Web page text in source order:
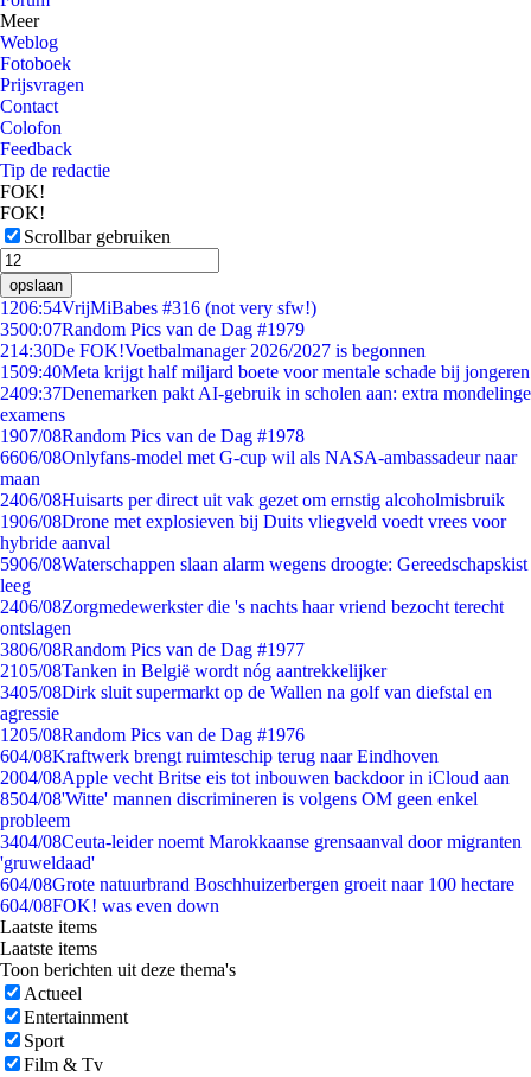
Meer
Weblog
Fotoboek
Prijsvragen
Contact
Colofon
Feedback
Tip de redactie
FOK!
FOK!
Scrollbar gebruiken
opslaan
1206:54VrijMiBabes #316 (not very sfw!)
3500:07Random Pics van de Dag #1979
214:30De FOK!Voetbalmanager 2026/2027 is begonnen
1509:40Meta krijgt half miljard boete voor mentale schade bij jongeren
2409:37Denemarken pakt AI-gebruik in scholen aan: extra mondelinge
examens
1907/08Random Pics van de Dag #1978
6606/08Onlyfans-model met G-cup wil als NASA-ambassadeur naar
maan
2406/08Huisarts per direct uit vak gezet om ernstig alcoholmisbruik
1906/08Drone met explosieven bij Duits vliegveld voedt vrees voor
hybride aanval
5906/08Waterschappen slaan alarm wegens droogte: Gereedschapskist
leeg
2406/08Zorgmedewerkster die 's nachts haar vriend bezocht terecht
ontslagen
3806/08Random Pics van de Dag #1977
2105/08Tanken in België wordt nóg aantrekkelijker
3405/08Dirk sluit supermarkt op de Wallen na golf van diefstal en
agressie
1205/08Random Pics van de Dag #1976
604/08Kraftwerk brengt ruimteschip terug naar Eindhoven
2004/08Apple vecht Britse eis tot inbouwen backdoor in iCloud aan
8504/08'Witte' mannen discrimineren is volgens OM geen enkel
probleem
3404/08Ceuta-leider noemt Marokkaanse grensaanval door migranten
'gruweldaad'
604/08Grote natuurbrand Boschhuizerbergen groeit naar 100 hectare
604/08FOK! was even down
Laatste items
Laatste items
Toon berichten uit deze thema's
Actueel
Entertainment
Sport
Film & Tv